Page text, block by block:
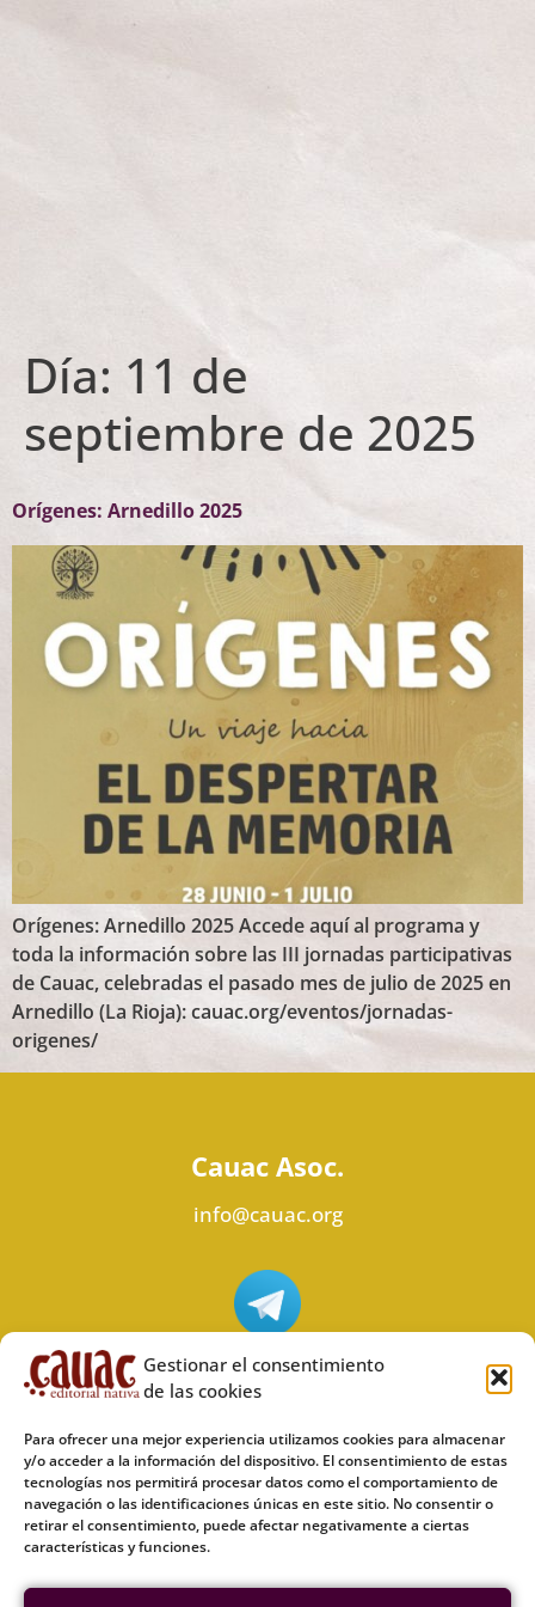
Gestionar el consentimiento
de las cookies
Para ofrecer una mejor experiencia utilizamos cookies para almacenar
y/o acceder a la información del dispositivo. El consentimiento de estas
tecnologías nos permitirá procesar datos como el comportamiento de
navegación o las identificaciones únicas en este sitio. No consentir o
retirar el consentimiento, puede afectar negativamente a ciertas
características y funciones.
Día: 11 de
septiembre de 2025
Orígenes: Arnedillo 2025
Orígenes: Arnedillo 2025 Accede aquí al programa y
toda la información sobre las III jornadas participativas
de Cauac, celebradas el pasado mes de julio de 2025 en
Arnedillo (La Rioja): cauac.org/eventos/jornadas-
origenes/
Cauac Asoc.
info@cauac.org
Síguenos en Telegram
Síguenos en Odysee